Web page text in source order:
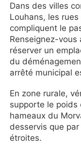
Dans des villes
Louhans, les
compliquent le
Renseignez-vous
réserver un
du
arrêté municipal
En zone rurale,
supporte le poids
hameaux du
desservis que
étroites.